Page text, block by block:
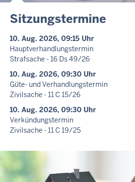
Sitzungstermine
10. Aug. 2026, 09:15 Uhr
Hauptverhandlungstermin
Strafsache - 16 Ds 49/26
10. Aug. 2026, 09:30 Uhr
Güte- und Verhandlungstermin
Zivilsache - 11 C 15/26
10. Aug. 2026, 09:30 Uhr
Verkündungstermin
Zivilsache - 11 C 19/25